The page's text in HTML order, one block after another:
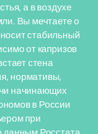
а в воздухе
Вы мечтаете о
стабильный
от капризов
стена
нормативы,
начинающих
в России
при